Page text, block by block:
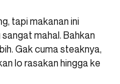
tapi makanan ini
mahal. Bahkan
Gak cuma steaknya,
lo rasakan hingga ke